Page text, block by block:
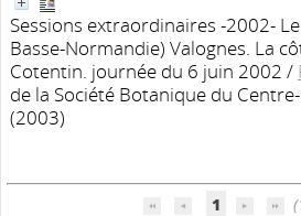
Sessions extraordinaires -2002-
Basse-Normandie) Valognes. La
Cotentin. journée du 6 juin 2002 /
de la Société Botanique du
(2003)
1